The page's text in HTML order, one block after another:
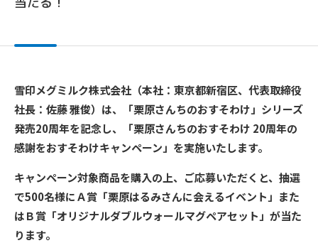
雪印メグミルク株式会社（本社：東京都新宿区、代表取締役
社長：佐藤 雅俊）は、「栗原さんちのおすそわけ」シリーズ
発売20周年を記念し、「栗原さんちのおすそわけ 20周年の
感謝をおすそわけキャンペーン」を実施いたします。
キャンペーン対象商品を購入の上、ご応募いただくと、抽選
で500名様にＡ賞「栗原はるみさんに会えるイベント」また
はＢ賞「オリジナルダブルウォールマグペアセット」が当た
ります。